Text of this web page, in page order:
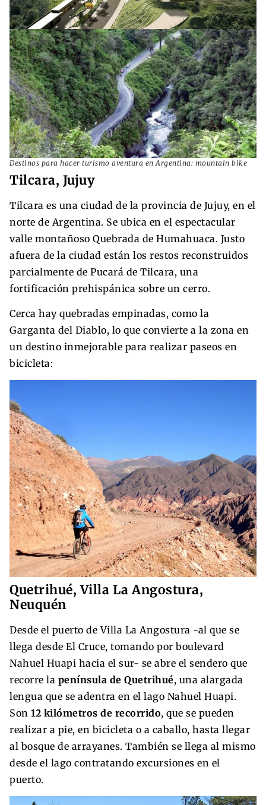
Destinos para hacer turismo aventura en Argentina: mountain bike
Tilcara, Jujuy
Tilcara es una ciudad de la provincia de Jujuy, en el
norte de Argentina. Se ubica en el espectacular
valle montañoso Quebrada de Humahuaca. Justo
afuera de la ciudad están los restos reconstruidos
parcialmente de Pucará de Tilcara, una
fortificación prehispánica sobre un cerro.
Cerca hay quebradas empinadas, como la
Garganta del Diablo, lo que convierte a la zona en
un destino inmejorable para realizar paseos en
bicicleta:
Quetrihué, Villa La Angostura,
Neuquén
Desde el puerto de Villa La Angostura -al que se
llega desde El Cruce, tomando por boulevard
Nahuel Huapi hacia el sur- se abre el sendero que
recorre la península de Quetrihué, una alargada
lengua que se adentra en el lago Nahuel Huapi.
Son 12 kilómetros de recorrido, que se pueden
realizar a pie, en bicicleta o a caballo, hasta llegar
al bosque de arrayanes. También se llega al mismo
desde el lago contratando excursiones en el
puerto.